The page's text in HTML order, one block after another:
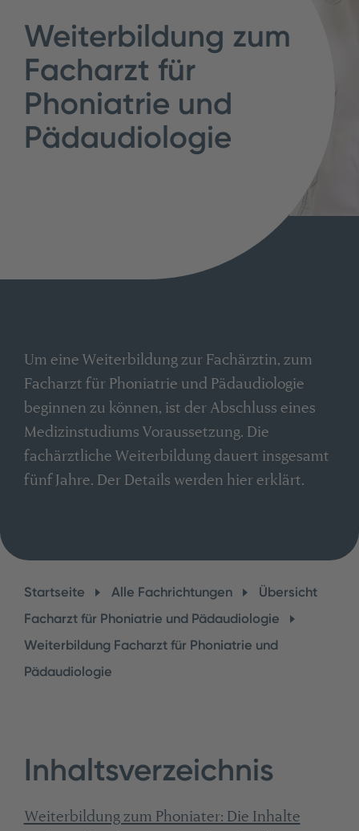
Weiterbildung zum
Facharzt für
Phoniatrie und
Pädaudiologie
Um eine Weiterbildung zur Fachärztin, zum
Facharzt für Phoniatrie und Pädaudiologie
beginnen zu können, ist der Abschluss eines
Medizinstudiums Voraussetzung. Die
fachärztliche Weiterbildung dauert insgesamt
fünf Jahre. Der Details werden hier erklärt.
Startseite Alle Fachrichtungen
Übersicht
Facharzt für Phoniatrie und Pädaudiologie
Weiterbildung Facharzt für Phoniatrie und
Pädaudiologie
Inhaltsverzeichnis
Weiterbildung zum Phoniater: Die Inhalte